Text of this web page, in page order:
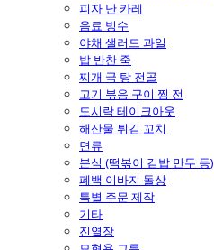
피자 난 카레
음료 빙수
야채 샐러드 과일
밥 반찬 죽
찌개 국 탕 전골
고기 볶음 구이 찜 전
도시락 테이크아웃
해산물 튀김 꼬치
면류
분식 (떡볶이 김밥 만두 등)
폐백 이바지 돌상
특별 주문 제작
기타
진열장